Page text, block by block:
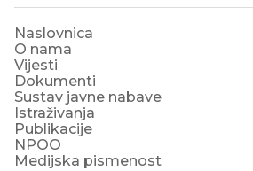
Naslovnica
O nama
Vijesti
Dokumenti
Sustav javne nabave
Istraživanja
Publikacije
NPOO
Medijska pismenost